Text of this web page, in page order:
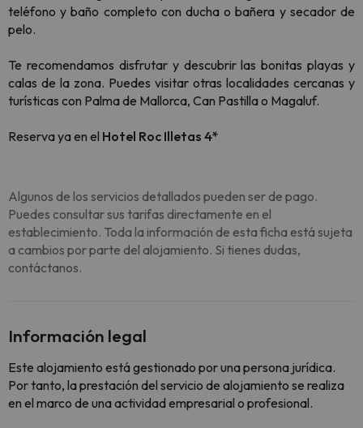
teléfono y baño completo con ducha o bañera y secador de
pelo.
Te recomendamos disfrutar y descubrir las bonitas playas y
calas de la zona. Puedes visitar otras localidades cercanas y
turísticas con Palma de Mallorca, Can Pastilla o Magaluf.
Reserva ya en el Hotel Roc Illetas 4*
Algunos de los servicios detallados pueden ser de pago.
Puedes consultar sus tarifas directamente en el
establecimiento. Toda la información de esta ficha está sujeta
a cambios por parte del alojamiento. Si tienes dudas,
contáctanos.
Información legal
Este alojamiento está gestionado por una persona jurídica.
Por tanto, la prestación del servicio de alojamiento se realiza
en el marco de una actividad empresarial o profesional.